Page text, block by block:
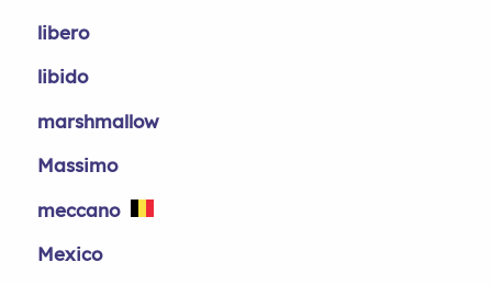
libero
libido
marshmallow
Massimo
meccano
Mexico